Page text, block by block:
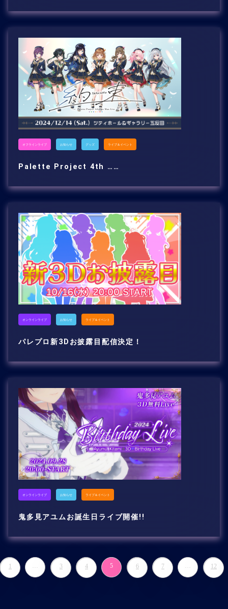
オフラインライブ お知らせ グッズ ライブ＆イベント
Palette Project 4th ……
オンラインライブ お知らせ ライブ＆イベント
パレプロ新3Dお披露目配信決定！
オンラインライブ お知らせ ライブ＆イベント
鬼多見アユムお誕生日ライブ開催!!
1 … 3 4 5 6 7 … 12